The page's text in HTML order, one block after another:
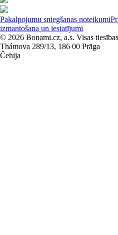
Pakalpojumu sniegšanas noteikumi
izmantošana un iestatījumi
© 2026 Bonami.cz, a.s. Visas
Thámova 289/13, 186 00 Prāga
Čehija